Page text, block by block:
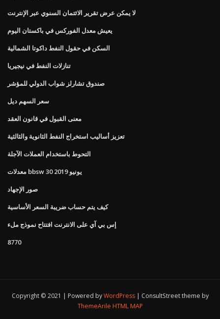
لا يمكن عرض تقرير الائتمان السنوي عبر الإنترنت
يعيش معدل الفوركس في باكستان اليوم
السكن في حقول النفط داكوتا الشمالية
تنازلات النفط في نيجيريا
صندوق تشارلز شواب الدولي للمؤشر
سعر السهم ديل
معنى القبول في قانون العقد
تعزيز أساليب استخراج النفط الثانوية والثالثية
التحوط باستخدام العملات الآجلة
معدلات bbsw 30 يونيو 2019
صور الإجهاد
كيف يتم حساب ضريبة السعر الأساسية
إس بي آي على الانترنت افتتاح نموذج ملء
8770
Copyright © 2021 | Powered byWordPress
ConsultStreet theme by
ThemeArile HTML MAP